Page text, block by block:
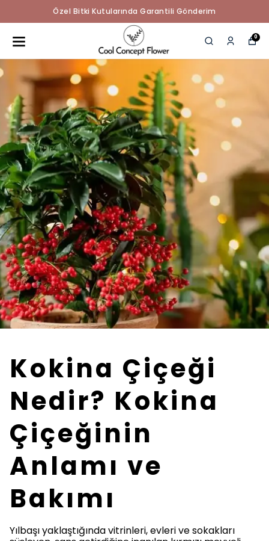
Özel Bitki Kutularında Garantili Gönderim
0
Kokina Çiçeği
Nedir? Kokina
Çiçeğinin
Anlamı ve
Bakımı
Yılbaşı yaklaştığında vitrinleri, evleri ve sokakları